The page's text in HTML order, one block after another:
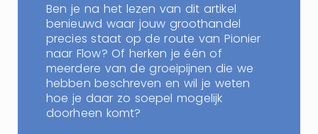
Ben je na het lezen van dit artikel
benieuwd waar jouw groothandel
precies staat op de route van Pionier
naar Flow? Of herken je één of
meerdere van de groeipijnen die we
hebben beschreven en wil je weten
hoe je daar zo soepel mogelijk
doorheen komt?